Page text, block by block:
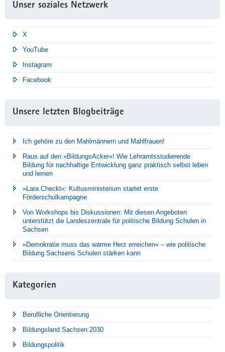
Unser soziales Netzwerk
X
YouTube
Instagram
Facebook
Unsere letzten Blogbeiträge
Ich gehöre zu den Mahlmännern und Mahlfrauen!
Raus auf den »BildungsAcker«! Wie Lehramtsstudierende
Bildung für nachhaltige Entwicklung ganz praktisch selbst leben
und lernen
»Lara Checkt«: Kultusministerium startet erste
Förderschulkampagne
Von Workshops bis Diskussionen: Mit diesen Angeboten
unterstützt die Landeszentrale für politische Bildung Schulen in
Sachsen
»Demokratie muss das warme Herz erreichen« – wie politische
Bildung Sachsens Schulen stärken kann
Kategorien
Berufliche Orientierung
Bildungsland Sachsen 2030
Bildungspolitik